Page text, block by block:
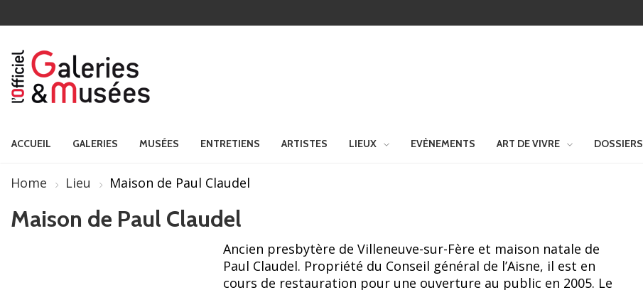
ACCUEIL GALERIES MUSÉES ENTRETIENS ARTISTES LIEUX EVÈNEMENTS ART DE VIVRE DOSSIERS
Home Lieu Maison de Paul Claudel
Maison de Paul Claudel
Ancien presbytère de Villeneuve-sur-Fère et maison natale de
Paul Claudel. Propriété du Conseil général de l’Aisne, il est en
cours de restauration pour une ouverture au public en 2005. Le